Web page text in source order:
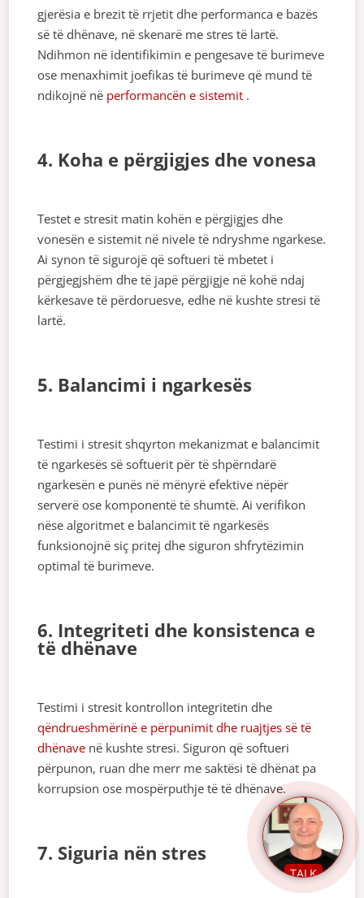
gjerësia e brezit të rrjetit dhe performanca e bazës
së të dhënave, në skenarë me stres të lartë.
Ndihmon në identifikimin e pengesave të burimeve
ose menaxhimit joefikas të burimeve që mund të
ndikojnë në performancën e sistemit .
4. Koha e përgjigjes dhe vonesa
Testet e stresit matin kohën e përgjigjes dhe
vonesën e sistemit në nivele të ndryshme ngarkese.
Ai synon të sigurojë që softueri të mbetet i
përgjegjshëm dhe të japë përgjigje në kohë ndaj
kërkesave të përdoruesve, edhe në kushte stresi të
lartë.
5. Balancimi i ngarkesës
Testimi i stresit shqyrton mekanizmat e balancimit
të ngarkesës së softuerit për të shpërndarë
ngarkesën e punës në mënyrë efektive nëpër
serverë ose komponentë të shumtë. Ai verifikon
nëse algoritmet e balancimit të ngarkesës
funksionojnë siç pritej dhe siguron shfrytëzimin
optimal të burimeve.
6. Integriteti dhe konsistenca e
të dhënave
Testimi i stresit kontrollon integritetin dhe
qëndrueshmërinë e përpunimit dhe ruajtjes së të
dhënave në kushte stresi. Siguron që softueri
përpunon, ruan dhe merr me saktësi të dhënat pa
korrupsion ose mospërputhje të të dhënave.
7. Siguria nën stres
TALK